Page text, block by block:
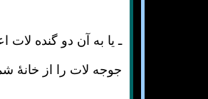
ـ یا به آن دو گنده لات
جوجه لات را از خانهٔ